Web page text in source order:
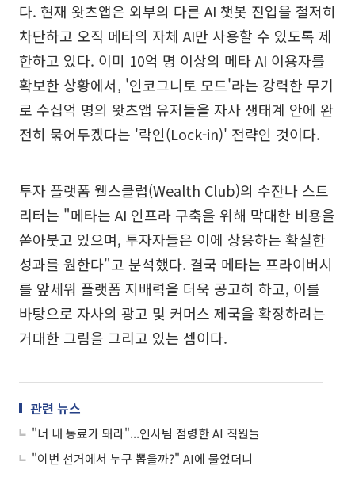
다. 현재 왓츠앱은 외부의 다른 AI 챗봇 진입을 철저히
차단하고 오직 메타의 자체 AI만 사용할 수 있도록 제
한하고 있다. 이미 10억 명 이상의 메타 AI 이용자를
확보한 상황에서, '인코그니토 모드'라는 강력한 무기
로 수십억 명의 왓츠앱 유저들을 자사 생태계 안에 완
전히 묶어두겠다는 '락인(Lock-in)' 전략인 것이다.
투자 플랫폼 웰스클럽(Wealth Club)의 수잔나 스트
리터는 "메타는 AI 인프라 구축을 위해 막대한 비용을
쏟아붓고 있으며, 투자자들은 이에 상응하는 확실한
성과를 원한다"고 분석했다. 결국 메타는 프라이버시
를 앞세워 플랫폼 지배력을 더욱 공고히 하고, 이를
바탕으로 자사의 광고 및 커머스 제국을 확장하려는
거대한 그림을 그리고 있는 셈이다.
관련 뉴스
"너 내 동료가 돼라"...인사팀 점령한 AI 직원들
"이번 선거에서 누구 뽑을까?" AI에 물었더니